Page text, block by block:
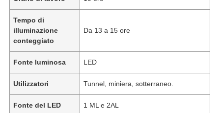
Tempo di
illuminazione
conteggiato
Da 13 a 15 ore
Fonte luminosa LED
Utilizzatori Tunnel, miniera, sotterraneo.
Fonte del LED 1 ML e 2AL